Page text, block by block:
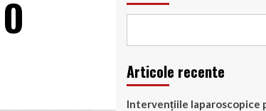
Articole recente
Intervențiile laparoscopice